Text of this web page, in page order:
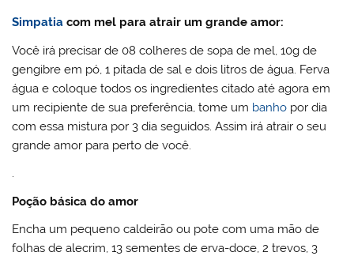
Simpatia com mel para atrair um grande amor:
Você irá precisar de 08 colheres de sopa de mel, 10g de
gengibre em pó, 1 pitada de sal e dois litros de água. Ferva
água e coloque todos os ingredientes citado até agora em
um recipiente de sua preferência, tome um banho por dia
com essa mistura por 3 dia seguidos. Assim irá atrair o seu
grande amor para perto de você.
.
Poção básica do amor
Encha um pequeno caldeirão ou pote com uma mão de
folhas de alecrim, 13 sementes de erva-doce, 2 trevos, 3